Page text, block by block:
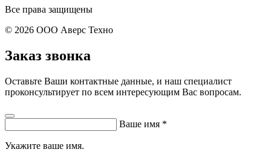
Все права защищены
© 2026 ООО Аверс Техно
Заказ звонка
Оставьте Ваши контактные данные, и наш специалист
проконсультирует по всем интересующим Вас вопросам.
Ваше имя *
Укажите ваше имя.